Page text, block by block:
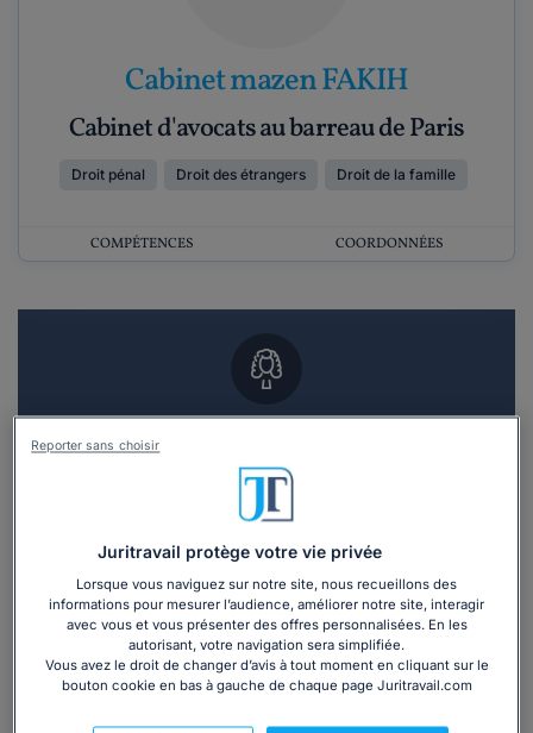
Cabinet mazen FAKIH
Cabinet d'avocats au barreau de Paris
Droit pénal Droit des étrangers Droit de la famille
COMPÉTENCES COORDONNÉES
Vous souhaitez un RDV en cabinet avec un
avocat ?
Recevoir des devis d'avocats
3 devis en 48h
Juritravail protège votre vie privée
Lorsque vous naviguez sur notre site, nous recueillons des
informations pour mesurer l’audience, améliorer notre site, interagir
avec vous et vous présenter des offres personnalisées. En les
autorisant, votre navigation sera simplifiée.
Vous avez le droit de changer d’avis à tout moment en cliquant sur le
bouton cookie en bas à gauche de chaque page Juritravail.com
Reporter sans choisir